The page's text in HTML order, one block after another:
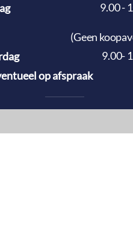
9.00 -
(Geen
9.00-
op afspraak